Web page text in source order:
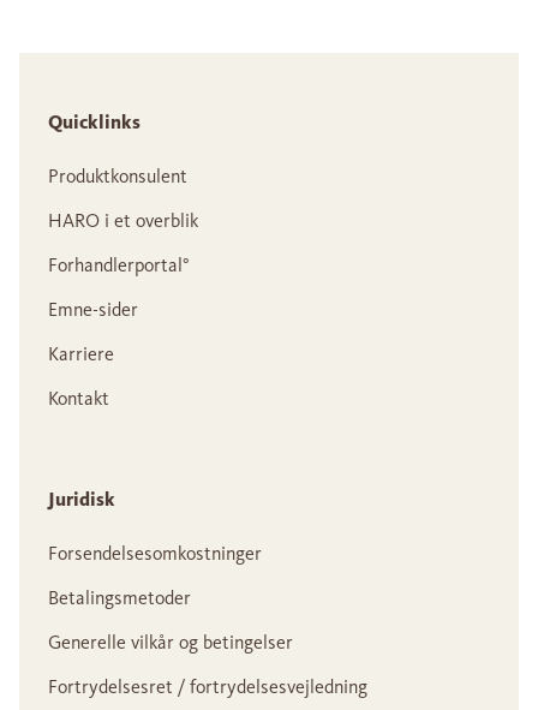
Quicklinks
Produktkonsulent
HARO i et overblik
Forhandlerportal°
Emne-sider
Karriere
Kontakt
Juridisk
Forsendelsesomkostninger
Betalingsmetoder
Generelle vilkår og betingelser
Fortrydelsesret / fortrydelsesvejledning